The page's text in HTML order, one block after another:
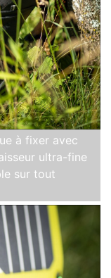
à fixer avec
ultra-fine
sur tout